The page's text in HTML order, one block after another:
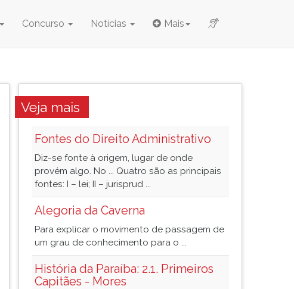
Concurso Notícias Mais
Veja mais
Fontes do Direito Administrativo
Diz-se fonte à origem, lugar de onde
provém algo. No ... Quatro são as principais
fontes: I – lei; II – jurisprud ...
Alegoria da Caverna
Para explicar o movimento de passagem de
um grau de conhecimento para o ...
História da Paraíba: 2.1. Primeiros
Capitães - Mores